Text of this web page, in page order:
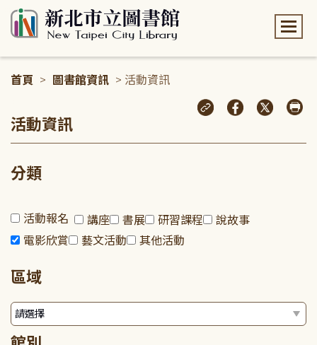
首頁 > 圖書館資訊 > 活動資訊
活動資訊
分類
活動報名 講座 書展 研習課程
說故事
電影欣賞
藝文活動 其他活動
區域